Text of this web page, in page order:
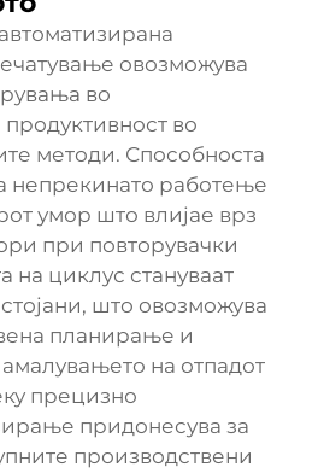
овозможува
во
во
методи. Способноста
непрекинато работење
умор што влијае врз
при повторувачки
циклус стануваат
што овозможува
планирање и
на отпадот
прецизно
придонесува за
производствени